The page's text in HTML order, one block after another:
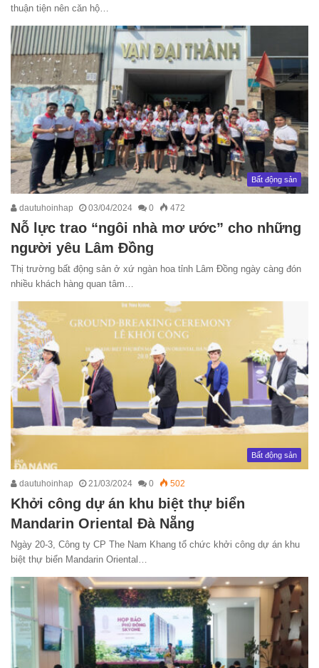
thuận tiện nên căn hộ…
Bất động sản
dautuhoinhap 03/04/2024 0 472
Nỗ lực trao “ngôi nhà mơ ước” cho những
người yêu Lâm Đồng
Thị trường bất động sản ở xứ ngàn hoa tỉnh Lâm Đồng ngày càng đón
nhiều khách hàng quan tâm…
Bất động sản
dautuhoinhap 21/03/2024 0 502
Khởi công dự án khu biệt thự biển
Mandarin Oriental Đà Nẵng
Ngày 20-3, Công ty CP The Nam Khang tổ chức khởi công dự án khu
biệt thự biển Mandarin Oriental…